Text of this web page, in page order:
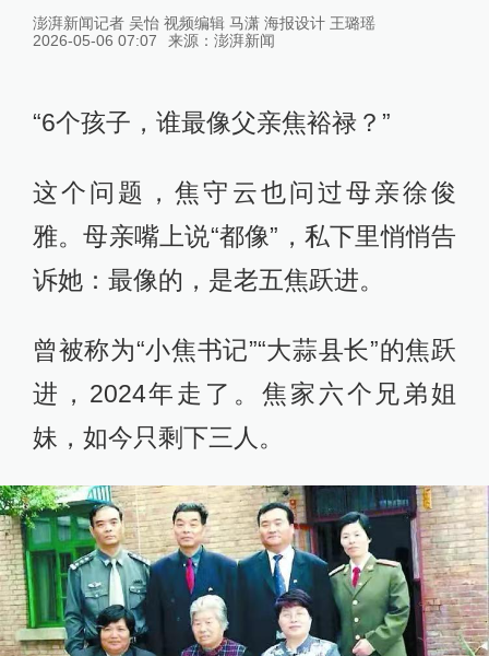
澎湃新闻记者 吴怡 视频编辑 马潇 海报设计 王璐瑶
2026-05-06 07:07
来源： 澎湃新闻
“6个孩子，谁最像父亲焦裕禄？”
这个问题，焦守云也问过母亲徐俊
雅。母亲嘴上说“都像”，私下里悄悄告
诉她：最像的，是老五焦跃进。
曾被称为“小焦书记”“大蒜县长”的焦跃
进，2024年走了。焦家六个兄弟姐
妹，如今只剩下三人。